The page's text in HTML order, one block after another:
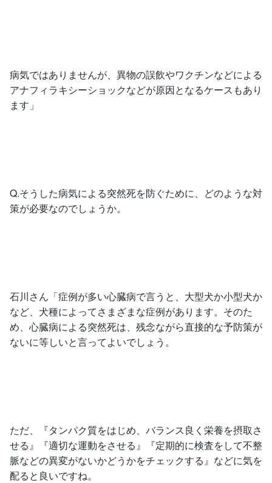
病気ではありませんが、異物の誤飲やワクチンなどによる
アナフィラキシーショックなどが原因となるケースもあり
ます」
Q.そうした病気による突然死を防ぐために、どのような対
策が必要なのでしょうか。
石川さん「症例が多い心臓病で言うと、大型犬か小型犬か
など、犬種によってさまざまな症例があります。そのた
め、心臓病による突然死は、残念ながら直接的な予防策が
ないに等しいと言ってよいでしょう。
ただ、『タンパク質をはじめ、バランス良く栄養を摂取さ
せる』『適切な運動をさせる』『定期的に検査をして不整
脈などの異変がないかどうかをチェックする』などに気を
配ると良いですね。